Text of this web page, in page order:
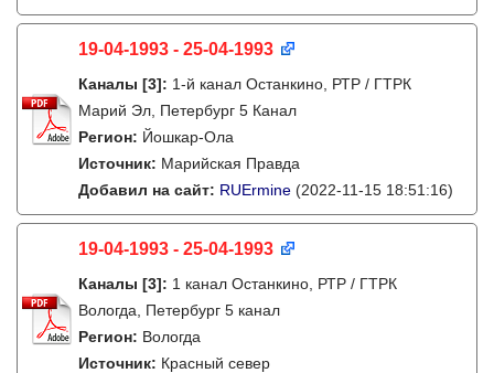
19-04-1993 - 25-04-1993
Каналы [3]: 1-й канал Останкино, РТР / ГТРК
Марий Эл, Петербург 5 Канал
Регион: Йошкар-Ола
Источник: Марийская Правда
Добавил на сайт: RUErmine (2022-11-15 18:51:16)
19-04-1993 - 25-04-1993
Каналы [3]: 1 канал Останкино, РТР / ГТРК
Вологда, Петербург 5 канал
Регион: Вологда
Источник: Красный север